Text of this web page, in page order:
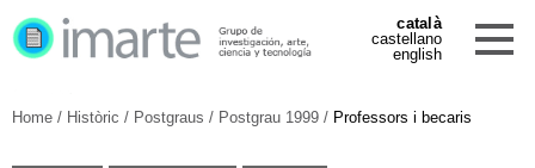
català
castellano
english
Home / Històric / Postgraus / Postgrau 1999 / Professors i becaris